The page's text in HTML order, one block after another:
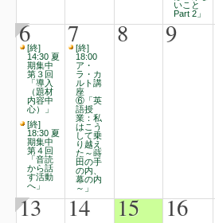
いこと
Part 2」
6[終]
14:30 夏
期集中
第３回
「導入
（題材
内容中
心）」
[終]
18:30 夏
期集中
第４回
「音読
から話
す活動
へ」
7[終]
18:00
ア・
ラ・カ
ルト講
座
⑥「英
語授
業：私
はこう
して乗
り越え
た～蒔
田の手
の内、
幕の内
～」
8 9
13 14 15 16